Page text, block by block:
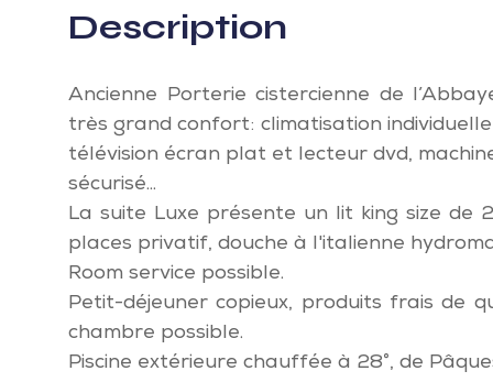
Description
Ancienne Porterie cistercienne de
très grand confort: climatisation
télévision écran plat et lecteur dvd,
sécurisé...
La suite Luxe présente un lit king size de
places privatif, douche à l'italienne
Room service possible.
Petit-déjeuner copieux, produits frais de
chambre possible.
Piscine extérieure chauffée à 28°, de